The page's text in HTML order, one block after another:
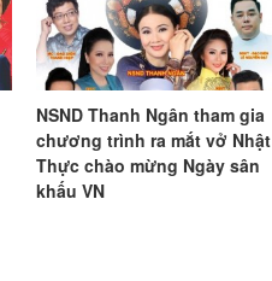
NSND Thanh Ngân tham gia
chương trình ra mắt vở Nhật
Thực chào mừng Ngày sân
khấu VN